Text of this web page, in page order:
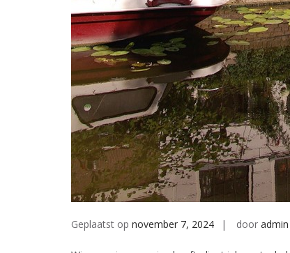
Geplaatst op november 7, 2024 door admin